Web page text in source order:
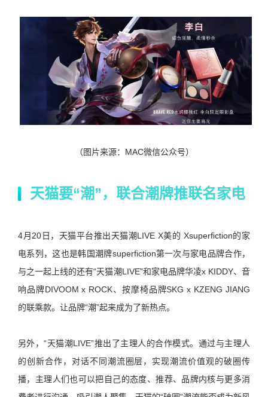
（图片来源：MAC微信公众号）
天猫要“潮”，联合潮牌推联名家电
4月20日，天猫平台推出天猫潮LIVE X美的 Xsuperfiction的家
电系列，这也是韩国潮牌superfiction第一次与家电品牌合作，
与之一起上线的还有“天猫潮LIVE”和家电品牌华凌x KIDDY、音
响品牌DIVOOM x ROCK、按摩椅品牌SKG x KZENG JIANG
的联乘款。 让品牌“潮”起来成为了新热点。
另外，“天猫潮LIVE”推出了主理人的合作模式。通过与主理人
的创新合作，对话不同潮流圈层，实现潮流价值观的破圈传
播，主理人们也可以把自己的态度、推荐、品牌内核与更多消